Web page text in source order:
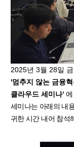
2025년 3월 28일
'멈추지 않는 금융
클라우드 세미나'
세미나는 아래의 내
귀한 시간 내어 참석